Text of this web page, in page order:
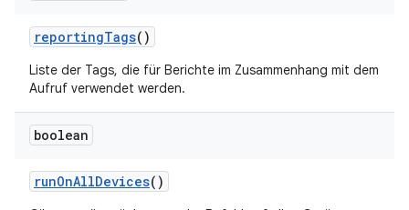
reportingTags()
Liste der Tags, die für Berichte im Zusammenhang mit dem
Aufruf verwendet werden.
boolean
runOnAllDevices()